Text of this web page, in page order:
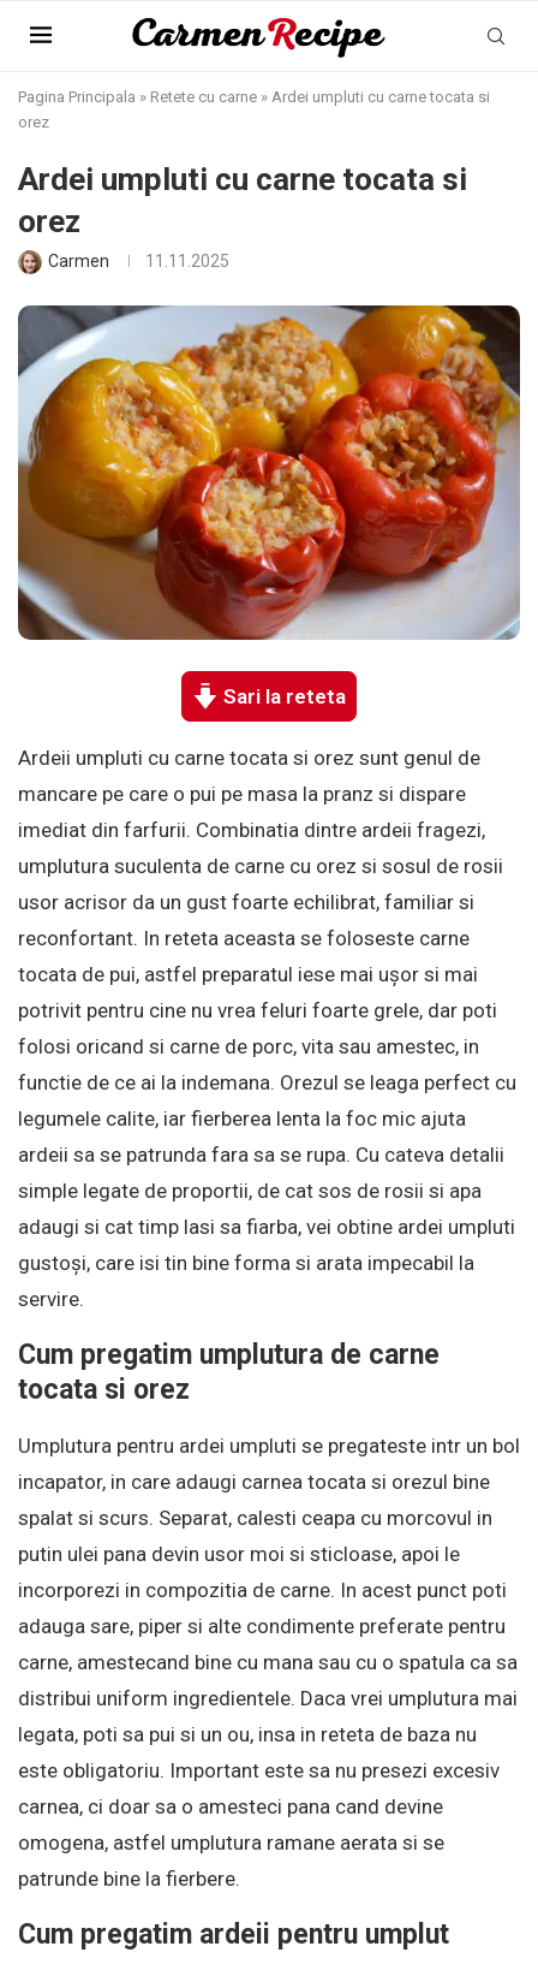
Pagina Principala » Retete cu carne » Ardei umpluti cu carne tocata si
orez
Ardei umpluti cu carne tocata si
orez
Carmen 11.11.2025
Sari la reteta
Ardeii umpluti cu carne tocata si orez sunt genul de
mancare pe care o pui pe masa la pranz si dispare
imediat din farfurii. Combinatia dintre ardeii fragezi,
umplutura suculenta de carne cu orez si sosul de rosii
usor acrisor da un gust foarte echilibrat, familiar si
reconfortant. In reteta aceasta se foloseste carne
tocata de pui, astfel preparatul iese mai ușor si mai
potrivit pentru cine nu vrea feluri foarte grele, dar poti
folosi oricand si carne de porc, vita sau amestec, in
functie de ce ai la indemana. Orezul se leaga perfect cu
legumele calite, iar fierberea lenta la foc mic ajuta
ardeii sa se patrunda fara sa se rupa. Cu cateva detalii
simple legate de proportii, de cat sos de rosii si apa
adaugi si cat timp lasi sa fiarba, vei obtine ardei umpluti
gustoși, care isi tin bine forma si arata impecabil la
servire.
Cum pregatim umplutura de carne
tocata si orez
Umplutura pentru ardei umpluti se pregateste intr un bol
incapator, in care adaugi carnea tocata si orezul bine
spalat si scurs. Separat, calesti ceapa cu morcovul in
putin ulei pana devin usor moi si sticloase, apoi le
incorporezi in compozitia de carne. In acest punct poti
adauga sare, piper si alte condimente preferate pentru
carne, amestecand bine cu mana sau cu o spatula ca sa
distribui uniform ingredientele. Daca vrei umplutura mai
legata, poti sa pui si un ou, insa in reteta de baza nu
este obligatoriu. Important este sa nu presezi excesiv
carnea, ci doar sa o amesteci pana cand devine
omogena, astfel umplutura ramane aerata si se
patrunde bine la fierbere.
Cum pregatim ardeii pentru umplut